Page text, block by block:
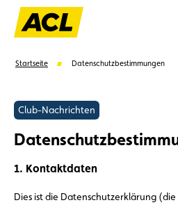
Startseite Datenschutzbestimmungen
Club-Nachrichten
1. Kontaktdaten
Dies ist die Datenschutzerklärung (die „